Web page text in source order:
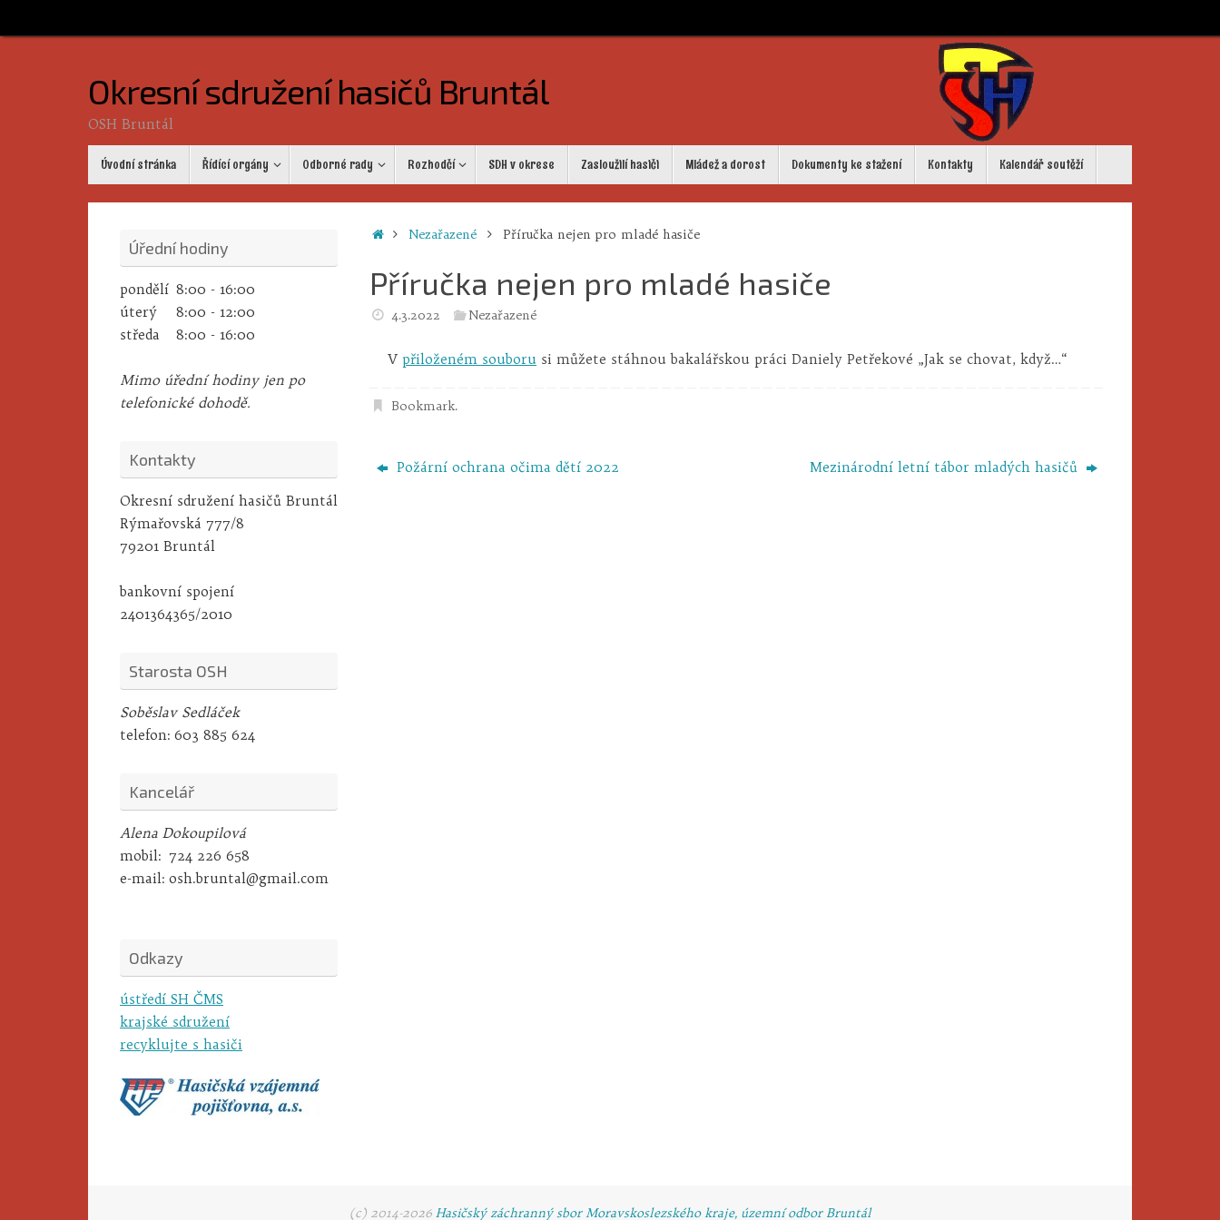
to
Okresní sdružení hasičů Bruntál
OSH Bruntál
Skip
Úvodní stránka Řídící orgány Odborné rady Rozhodčí SDH v okrese Zasloužilí hasiči Mládež a dorost Dokumenty ke stažení Kontakty Kalendář soutěží
HomeNezařazené Příručka nejen pro mladé hasiče
Příručka nejen pro mladé hasiče
4.3.2022 Nezařazené
V přiloženém souboru si můžete stáhnou bakalářskou práci Daniely Petřekové „Jak se chovat, když…“
Bookmark.
Požární ochrana očima dětí 2022 Mezinárodní letní tábor mladých hasičů
Úřední hodiny
pondělí 8:00 - 16:00
úterý
8:00 - 12:00
středa
8:00 - 16:00
Mimo úřední hodiny jen po
telefonické dohodě.
Kontakty
Okresní sdružení hasičů Bruntál
Rýmařovská 777/8
79201 Bruntál
bankovní spojení
2401364365/2010
Starosta OSH
Soběslav Sedláček
telefon: 603 885 624
Kancelář
Alena Dokoupilová
mobil: 724 226 658
e-mail: osh.bruntal@gmail.com
Odkazy
ústředí SH ČMS
krajské sdružení
recyklujte s hasiči
(c) 2014-2026 Hasičský záchranný sbor Moravskoslezského kraje, územní odbor Bruntál